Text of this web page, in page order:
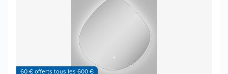
60 € offerts tous les 600 €